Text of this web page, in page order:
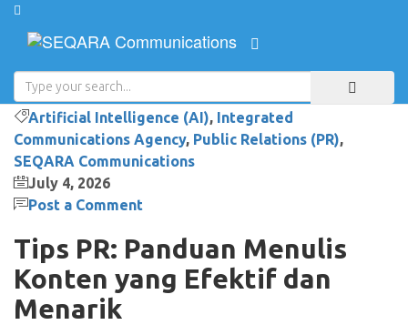
Blog
Artificial Intelligence (AI), Integrated
Communications Agency, Public Relations (PR),
SEQARA Communications
July 4, 2026
Post a Comment
Tips PR: Panduan Menulis
Konten yang Efektif dan
Menarik